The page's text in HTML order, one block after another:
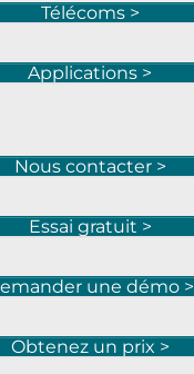
Télécoms >
Applications >
Nous contacter >
Essai gratuit >
une démo >
Obtenez un prix >